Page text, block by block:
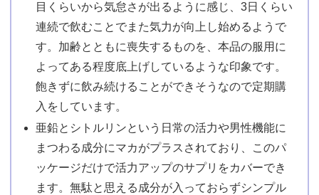
目くらいから気怠さが出るように感じ、3日くらい
連続で飲むことでまた気力が向上し始めるようで
す。加齢とともに喪失するものを、本品の服用に
よってある程度底上げしているような印象です。
飽きずに飲み続けることができそうなので定期購
入をしています。
亜鉛とシトルリンという日常の活力や男性機能に
まつわる成分にマカがプラスされており、このパ
ッケージだけで活力アップのサプリをカバーでき
ます。無駄と思える成分が入っておらずシンプル